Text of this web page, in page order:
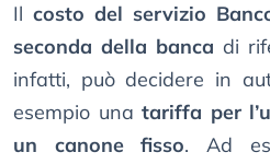
Il costo del servizio
seconda della banca di
infatti, può decidere in
esempio unatariffa per
un canone fisso. Ad